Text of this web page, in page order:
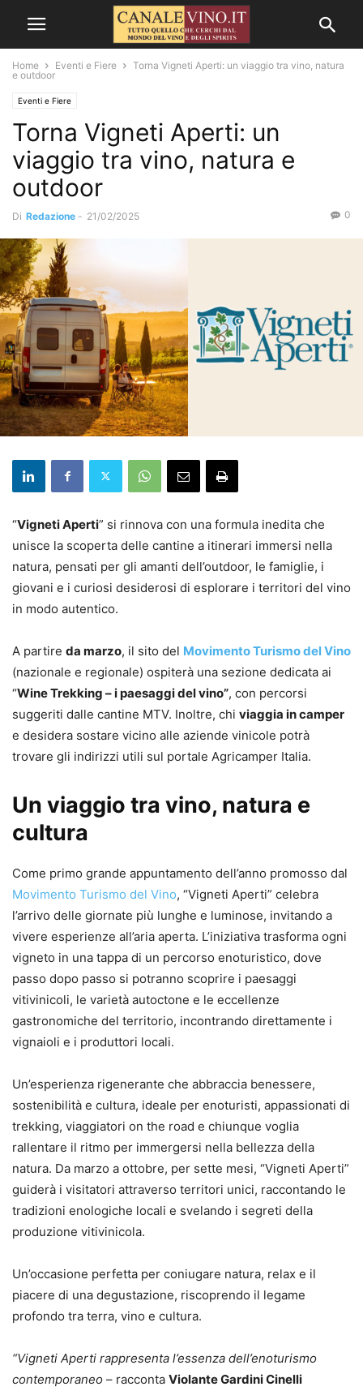
Home Eventi e Fiere
Torna Vigneti Aperti: un viaggio tra vino, natura
e outdoor
Eventi e Fiere
Torna Vigneti Aperti: un
viaggio tra vino, natura e
outdoor
Di Redazione - 21/02/2025 0
“Vigneti Aperti” si rinnova con una formula inedita che
unisce la scoperta delle cantine a itinerari immersi nella
natura, pensati per gli amanti dell’outdoor, le famiglie, i
giovani e i curiosi desiderosi di esplorare i territori del vino
in modo autentico.
A partire da marzo, il sito del Movimento Turismo del Vino
(nazionale e regionale) ospiterà una sezione dedicata ai
“Wine Trekking – i paesaggi del vino”, con percorsi
suggeriti dalle cantine MTV. Inoltre, chi viaggia in camper
e desidera sostare vicino alle aziende vinicole potrà
trovare gli indirizzi utili sul portale Agricamper Italia.
Un viaggio tra vino, natura e
cultura
Come primo grande appuntamento dell’anno promosso dal
Movimento Turismo del Vino, “Vigneti Aperti” celebra
l’arrivo delle giornate più lunghe e luminose, invitando a
vivere esperienze all’aria aperta. L’iniziativa trasforma ogni
vigneto in una tappa di un percorso enoturistico, dove
passo dopo passo si potranno scoprire i paesaggi
vitivinicoli, le varietà autoctone e le eccellenze
gastronomiche del territorio, incontrando direttamente i
vignaioli e i produttori locali.
Un’esperienza rigenerante che abbraccia benessere,
sostenibilità e cultura, ideale per enoturisti, appassionati di
trekking, viaggiatori on the road e chiunque voglia
rallentare il ritmo per immergersi nella bellezza della
natura. Da marzo a ottobre, per sette mesi, “Vigneti Aperti”
guiderà i visitatori attraverso territori unici, raccontando le
tradizioni enologiche locali e svelando i segreti della
produzione vitivinicola.
Un’occasione perfetta per coniugare natura, relax e il
piacere di una degustazione, riscoprendo il legame
profondo tra terra, vino e cultura.
“Vigneti Aperti rappresenta l’essenza dell’enoturismo
contemporaneo – racconta Violante Gardini Cinelli